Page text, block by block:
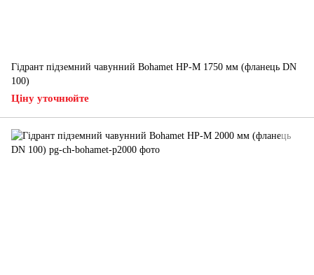
Гідрант підземний чавунний Bohamet HP-M 1750 мм (фланець DN
100)
Ціну уточнюйте